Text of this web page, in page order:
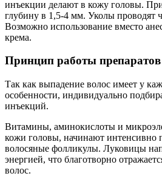
инъекции делают в кожу головы.
глубину в 1,5-4 мм. Уколы проводят
Возможно использование вместо
крема.
Принцип работы препаратов
Так как выпадение волос имеет у
особенности, индивидуально
инъекций.
Витамины, аминокислоты и
кожи головы, начинают интенсивно
волосяные фолликулы. Луковицы
энергией, что благотворно
волос.